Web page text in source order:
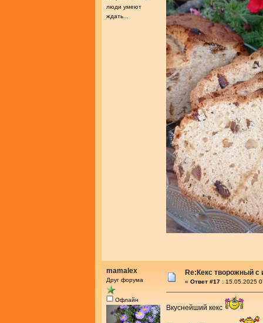
люди умеют
ждать...
mamalex
Друг форума
Офлайн
Re:Кекс творожный
« Ответ #17 : 15.05.2025
Вкуснейший кекс